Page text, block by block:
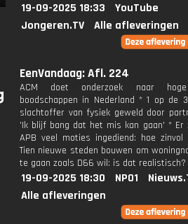
19-09-2025 18:33
YouTube
Jongeren.TV
Alle afleveringen
EenVandaag: Afl. 224
ACM doet onderzoek naar
boodschappen in Nederland * 1 op de
slachtoffer van fysiek geweld door
'Ik blijf bang dat het mis kan gaan' * Er
APB veel moties ingediend: hoe
Tien nieuwe steden bouwen om
te gaan zoals D66 wil: is dat realistisch?
19-09-2025 18:30 NPO1
Alle afleveringen